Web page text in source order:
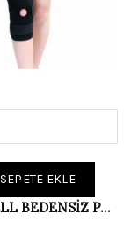
SEPETE EKLE
BLUEWELL BEDENSİZ PAT.DEST.DİZLİK BD001